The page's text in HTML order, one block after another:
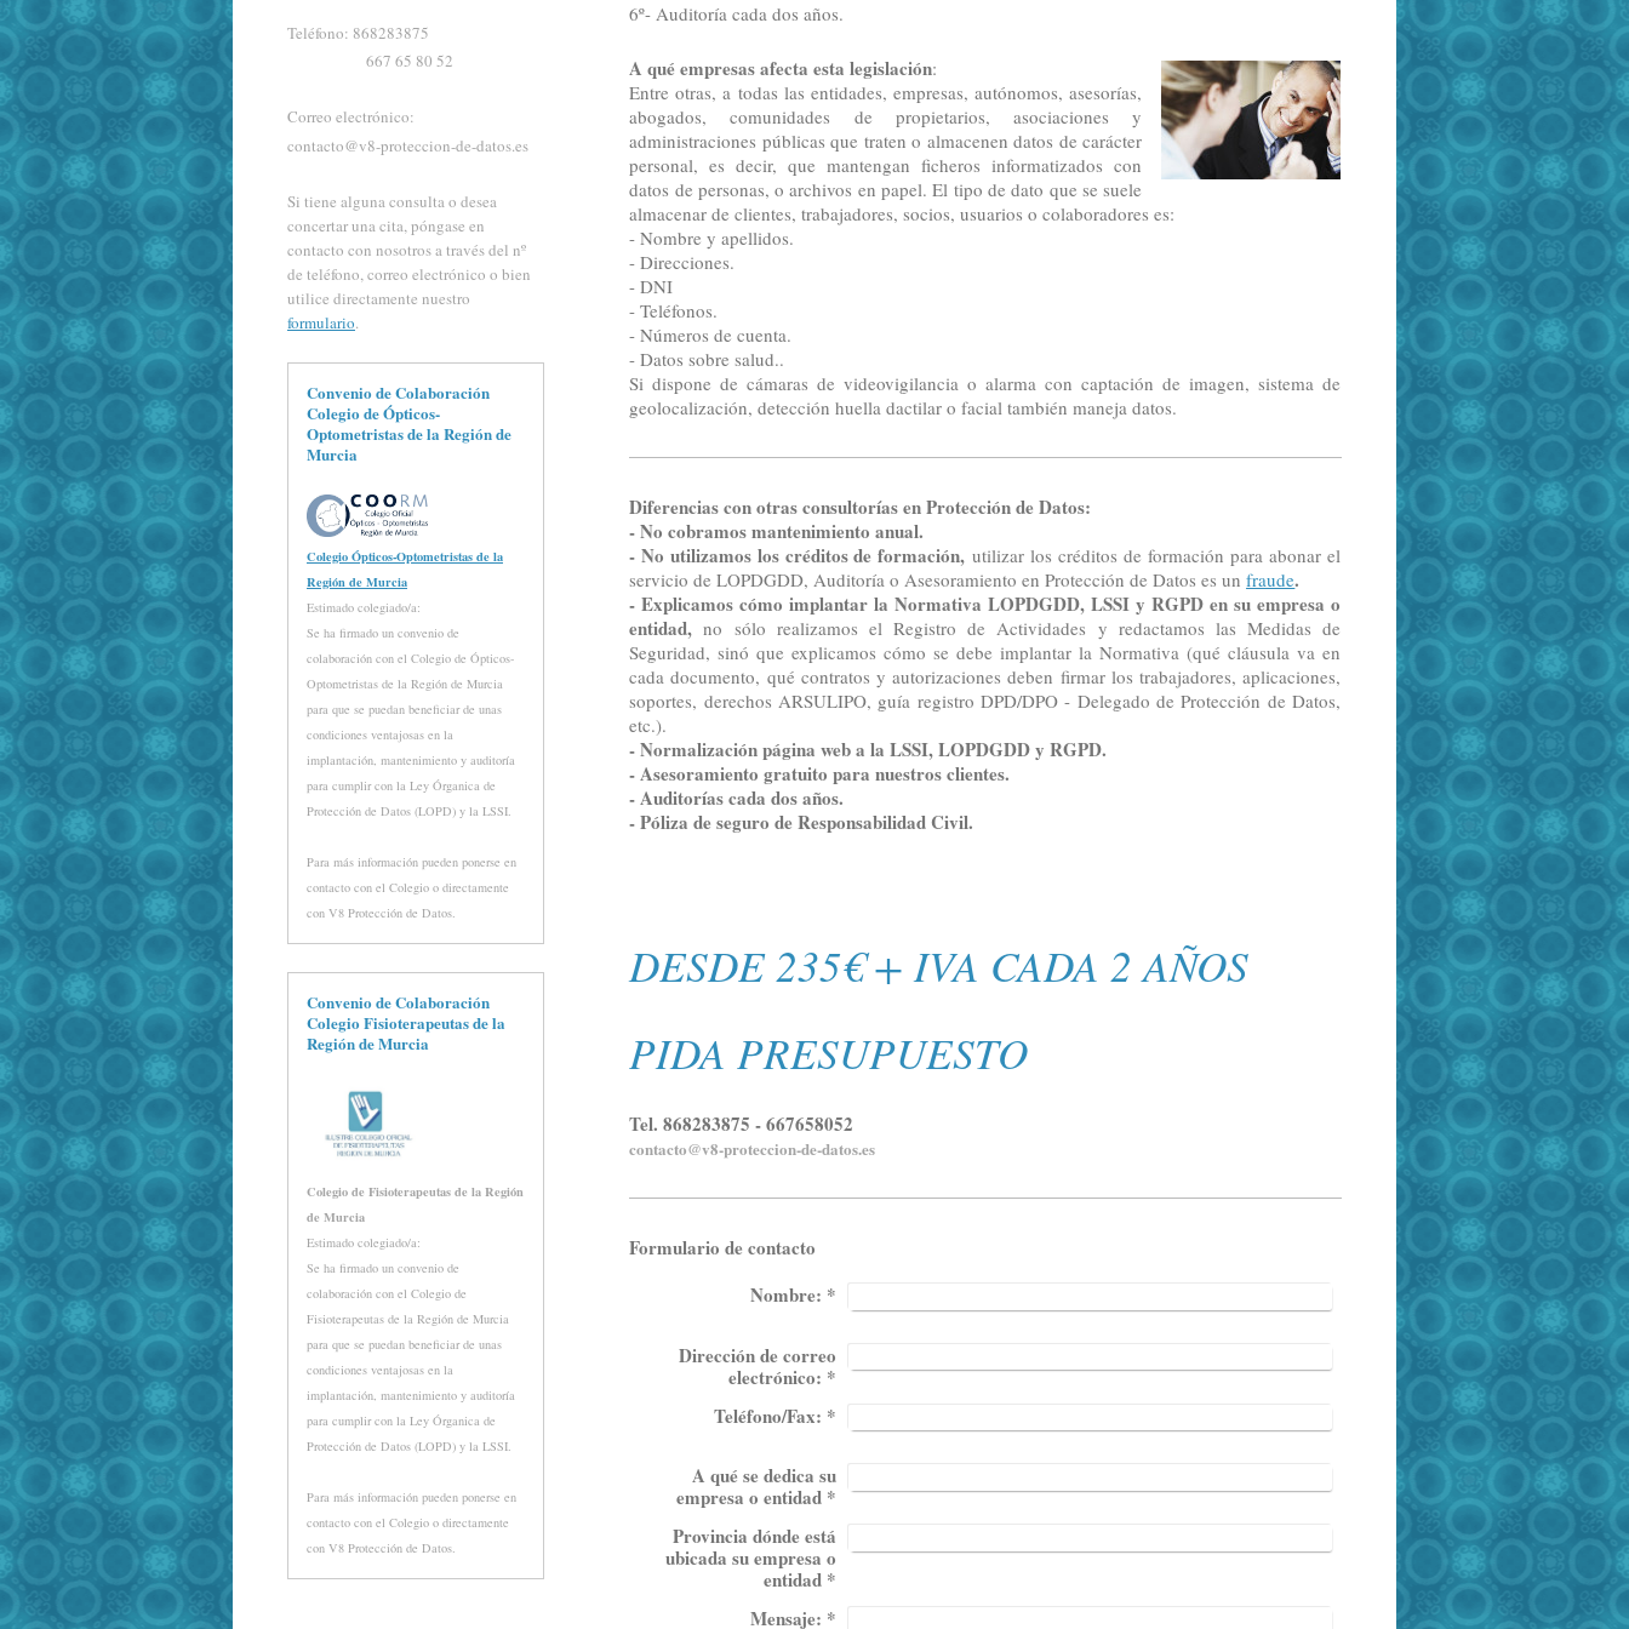
6º- Auditoría cada dos años.
A qué empresas afecta esta legislación:
Entre otras, a todas las entidades, empresas, autónomos, asesorías,
abogados, comunidades de propietarios, asociaciones y
administraciones públicas que traten o almacenen datos de carácter
personal, es decir, que mantengan ficheros informatizados con
datos de personas, o archivos en papel. El tipo de dato que se suele
almacenar de clientes, trabajadores, socios, usuarios o colaboradores es:
- Nombre y apellidos.
- Direcciones.
- DNI
- Teléfonos.
- Números de cuenta.
- Datos sobre salud..
Si dispone de cámaras de videovigilancia o alarma con captación de imagen, sistema de
geolocalización, detección huella dactilar o facial también maneja datos.
Diferencias con otras consultorías en Protección de Datos:
- No cobramos mantenimiento anual.
- No utilizamos los créditos de formación,utilizar los créditos de formación para abonar el
servicio de LOPDGDD, Auditoría o Asesoramiento en Protección de Datos es unfraude.
- Explicamos cómo implantar la Normativa LOPDGDD, LSSI y RGPD en su empresa o
entidad, no sólo realizamos el Registro de Actividades y redactamos las Medidas de
Seguridad, sinó que explicamos cómo se debe implantar la Normativa (qué cláusula va en
cada documento, qué contratos y autorizaciones deben firmar los trabajadores, aplicaciones,
soportes, derechos ARSULIPO, guía registro DPD/DPO - Delegado de Protección de Datos,
etc.).
- Normalización página web a la LSSI, LOPDGDD y RGPD.
- Asesoramiento gratuito para nuestros clientes.
- Auditorías cada dos años.
- Póliza de seguro de Responsabilidad Civil.
DESDE 235€ + IVA CADA 2 AÑOS
PIDA PRESUPUESTO
Tel. 868283875 - 667658052
contacto@v8-proteccion-de-datos.es
Formulario de contacto
Nombre: *
Dirección de correo
electrónico: *
Teléfono/Fax: *
A qué se dedica su
empresa o entidad*
Provincia dónde está
ubicada su empresa o
entidad*
Mensaje: *
Teléfono: 868283875
667 65 80 52
Correo electrónico:
contacto@v8-proteccion-de-datos.es
Si tiene alguna consulta o desea
concertar una cita, póngase en
contacto con nosotros a través del nº
de teléfono, correo electrónico o bien
utilice directamente nuestro
formulario.
Convenio de Colaboración
Colegio de Ópticos-
Optometristas de la Región de
Murcia
Colegio Ópticos-Optometristas de la
Región de Murcia
Estimado colegiado/a:
Se ha firmado un convenio de
colaboración con el Colegio de Ópticos-
Optometristas de la Región de Murcia
para que se puedan beneficiar de unas
condiciones ventajosas en la
implantación, mantenimiento y auditoría
para cumplir con la Ley Órganica de
Protección de Datos (LOPD) y la LSSI.
Para más información pueden ponerse en
contacto con el Colegio o directamente
con V8 Protección de Datos.
Convenio de Colaboración
Colegio Fisioterapeutas de la
Región de Murcia
Colegio de Fisioterapeutas de la Región
de Murcia
Estimado colegiado/a:
Se ha firmado un convenio de
colaboración con el Colegio de
Fisioterapeutas de la Región de Murcia
para que se puedan beneficiar de unas
condiciones ventajosas en la
implantación, mantenimiento y auditoría
para cumplir con la Ley Órganica de
Protección de Datos (LOPD) y la LSSI.
Para más información pueden ponerse en
contacto con el Colegio o directamente
con V8 Protección de Datos.